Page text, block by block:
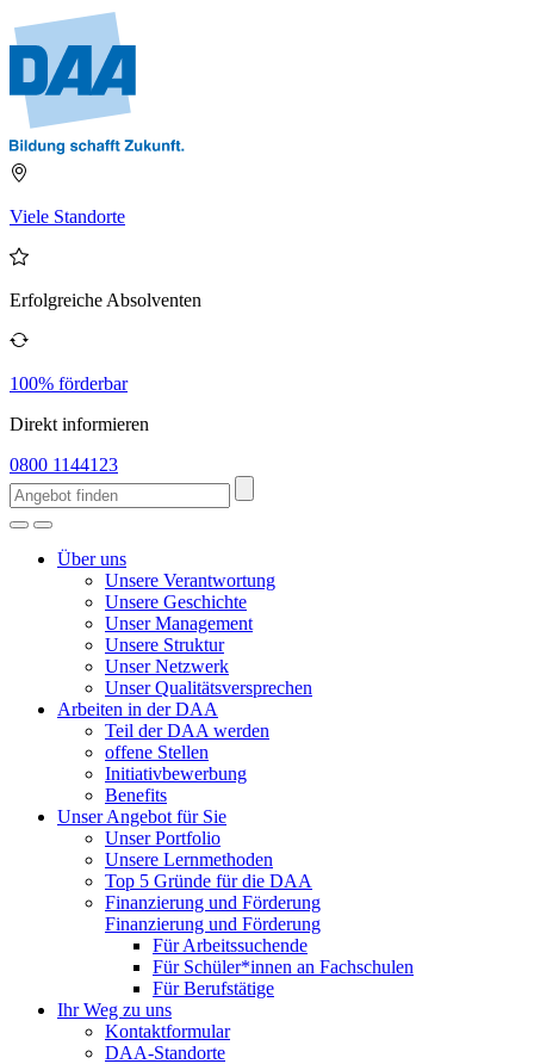
Viele Standorte
Erfolgreiche Absolventen
100% förderbar
Direkt informieren
0800 1144123
Über uns
Unsere Verantwortung
Unsere Geschichte
Unser Management
Unsere Struktur
Unser Netzwerk
Unser Qualitätsversprechen
Arbeiten in der DAA
Teil der DAA werden
offene Stellen
Initiativbewerbung
Benefits
Unser Angebot für Sie
Unser Portfolio
Unsere Lernmethoden
Top 5 Gründe für die DAA
Finanzierung und Förderung
Finanzierung und Förderung
Für Arbeitssuchende
Für Schüler*innen an Fachschulen
Für Berufstätige
Ihr Weg zu uns
Kontaktformular
DAA-Standorte